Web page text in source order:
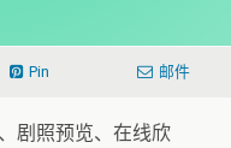
Pin 邮件
剧照预览、在线欣